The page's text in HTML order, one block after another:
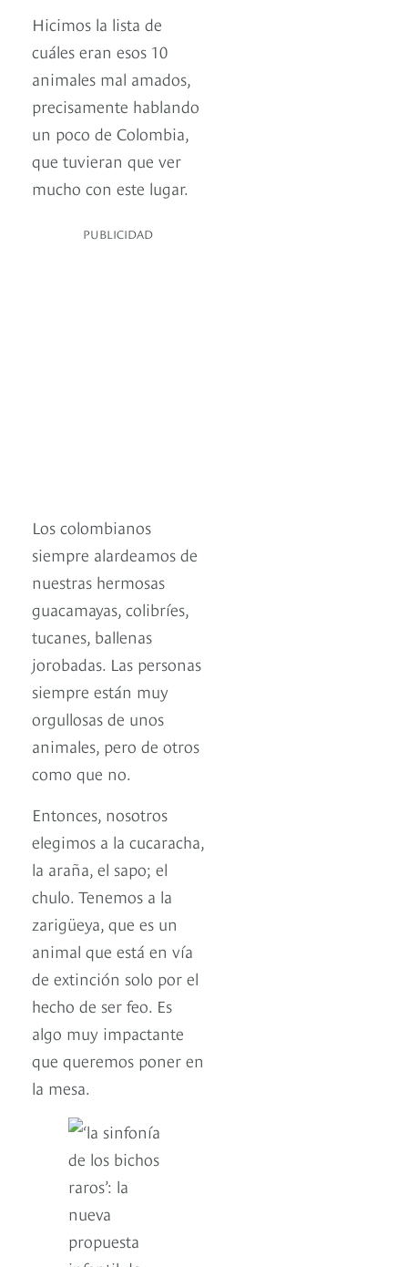
Hicimos la lista de
cuáles eran esos 10
animales mal amados,
precisamente hablando
un poco de Colombia,
que tuvieran que ver
mucho con este lugar.
PUBLICIDAD
Los colombianos
siempre alardeamos de
nuestras hermosas
guacamayas, colibríes,
tucanes, ballenas
jorobadas. Las personas
siempre están muy
orgullosas de unos
animales, pero de otros
como que no.
Entonces, nosotros
elegimos a la cucaracha,
la araña, el sapo; el
chulo. Tenemos a la
zarigüeya, que es un
animal que está en vía
de extinción solo por el
hecho de ser feo. Es
algo muy impactante
que queremos poner en
la mesa.